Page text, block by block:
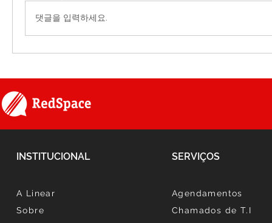
댓글을 입력하세요.
INSTITUCIONAL SERVIÇOS
A Linear
Sobre
Agendamentos
Chamados de T.I